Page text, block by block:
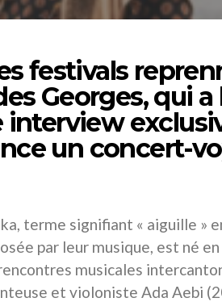
festivals
Georges, qui a
interview
un concert-
terme signifiant « aiguille »
par leur musique, est né
musicales
et violoniste Ada Aebi